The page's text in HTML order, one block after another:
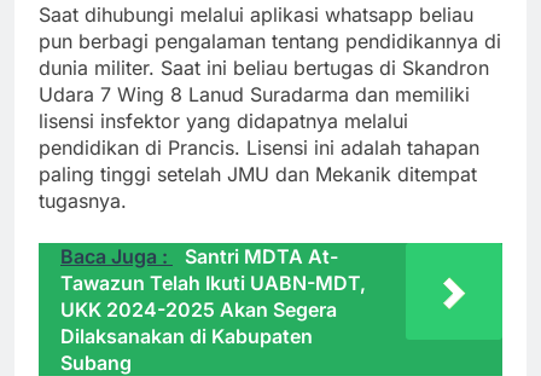
Saat dihubungi melalui aplikasi whatsapp beliau
pun berbagi pengalaman tentang pendidikannya di
dunia militer. Saat ini beliau bertugas di Skandron
Udara 7 Wing 8 Lanud Suradarma dan memiliki
lisensi insfektor yang didapatnya melalui
pendidikan di Prancis. Lisensi ini adalah tahapan
paling tinggi setelah JMU dan Mekanik ditempat
tugasnya.
Baca Juga :
Santri MDTA At-
Tawazun Telah Ikuti UABN-MDT,
UKK 2024-2025 Akan Segera
Dilaksanakan di Kabupaten
Subang